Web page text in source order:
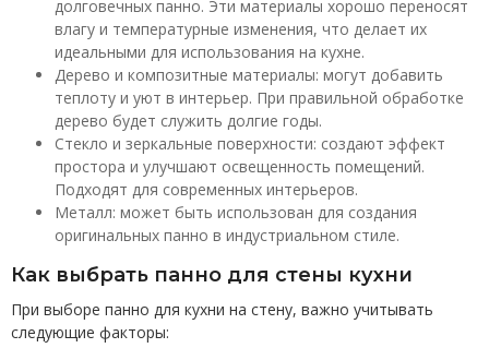
долговечных панно. Эти материалы хорошо переносят
влагу и температурные изменения, что делает их
идеальными для использования на кухне.
Дерево и композитные материалы: могут добавить
теплоту и уют в интерьер. При правильной обработке
дерево будет служить долгие годы.
Стекло и зеркальные поверхности: создают эффект
простора и улучшают освещенность помещений.
Подходят для современных интерьеров.
Металл: может быть использован для создания
оригинальных панно в индустриальном стиле.
Как выбрать панно для стены кухни
При выборе панно для кухни на стену, важно учитывать
следующие факторы: